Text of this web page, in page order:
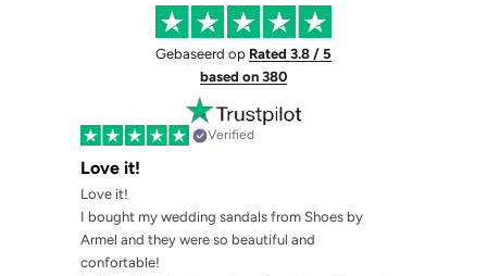
Gebaseerd op Rated 3.8 / 5
based on 380
Verified
Love it!
Love it!
I bought my wedding sandals from Shoes by
Armel and they were so beautiful and
confortable!